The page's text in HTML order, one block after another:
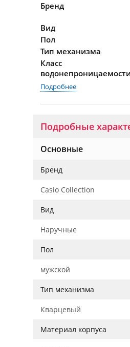
Бренд
Вид
Пол
Тип механизма
Класс
водонепроницаемости
Подробнее
Подробные
Основные
Бренд
Casio Collection
Вид
Наручные
Пол
мужской
Тип механизма
Кварцевый
Материал корпуса